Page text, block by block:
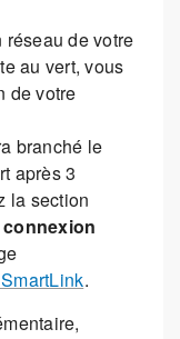
de votre
au vert, vous
de votre
branché le
après 3
la section
.